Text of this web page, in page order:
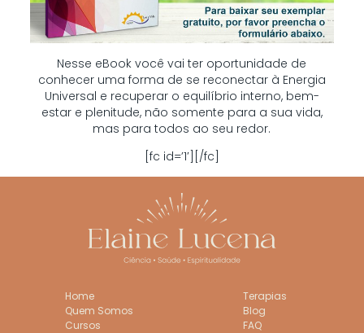
Nesse eBook você vai ter oportunidade de
conhecer uma forma de se reconectar à Energia
Universal e recuperar o equilíbrio interno, bem-
estar e plenitude, não somente para a sua vida,
mas para todos ao seu redor.
[fc id=’1′][/fc]
Home
Quem Somos
Cursos
Terapias
Blog
FAQ